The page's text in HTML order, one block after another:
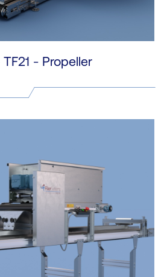
- Propeller